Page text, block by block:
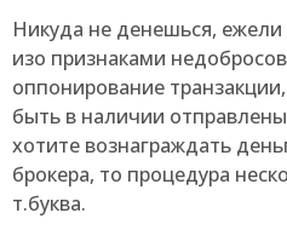
Никуда не денешься,
изо признаками
оппонирование
быть в наличии
хотите вознаграждать
брокера, то процедура
т.буква.